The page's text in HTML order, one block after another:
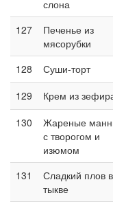
слона
127
Печенье из
мясорубки
128 Суши-торт
129
Крем из
130
Жареные
с творогом и
изюмом
131
Сладкий плов в
тыкве